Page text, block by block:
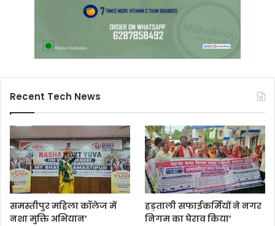
Recent Tech News
समस्तीपुर महिला कॉलेज में
नशा मुक्ति अभियान’
हड़ताली सफाईकर्मियों ने नगर
निगम का घेराव किया’